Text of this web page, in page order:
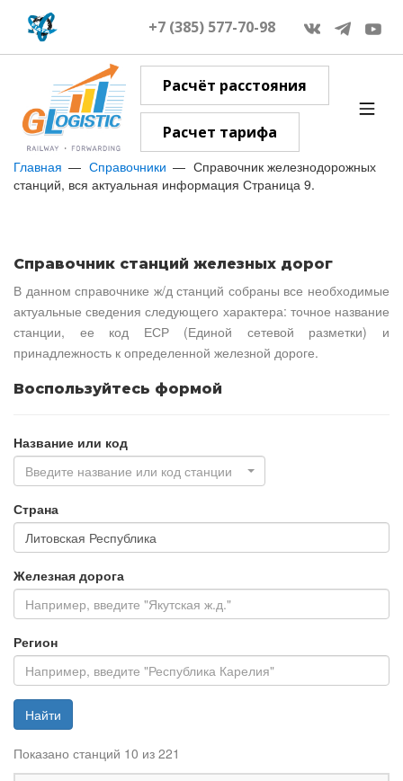
+7 (385) 577-70-98
Расчёт расстояния
Расчет тарифа
Главная Справочники
Справочник железнодорожных
станций, вся актуальная информация Страница 9.
Справочник станций железных дорог
В данном справочнике ж/д станций собраны все необходимые
актуальные сведения следующего характера: точное название
станции, ее код ЕСР (Единой сетевой разметки) и
принадлежность к определенной железной дороге.
Воспользуйтесь формой
Название или код
Введите название или код станции
Страна
Железная дорога
Регион
Найти
Показано станций 10 из 221